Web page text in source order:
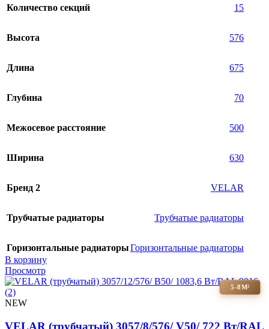
Количество секций 15
Высота 576
Длина 675
Глубина 70
Межосевое расстояние 500
Ширина 630
Бренд 2 VELAR
Трубчатые радиаторы Трубчатые радиаторы
Горизонтальные радиаторыГоризонтальные радиаторы
В корзину
Просмотр
5-8М²
NEW
VELAR (трубчатый) 3057/8/576/ V50/ 722 Bт/RAL